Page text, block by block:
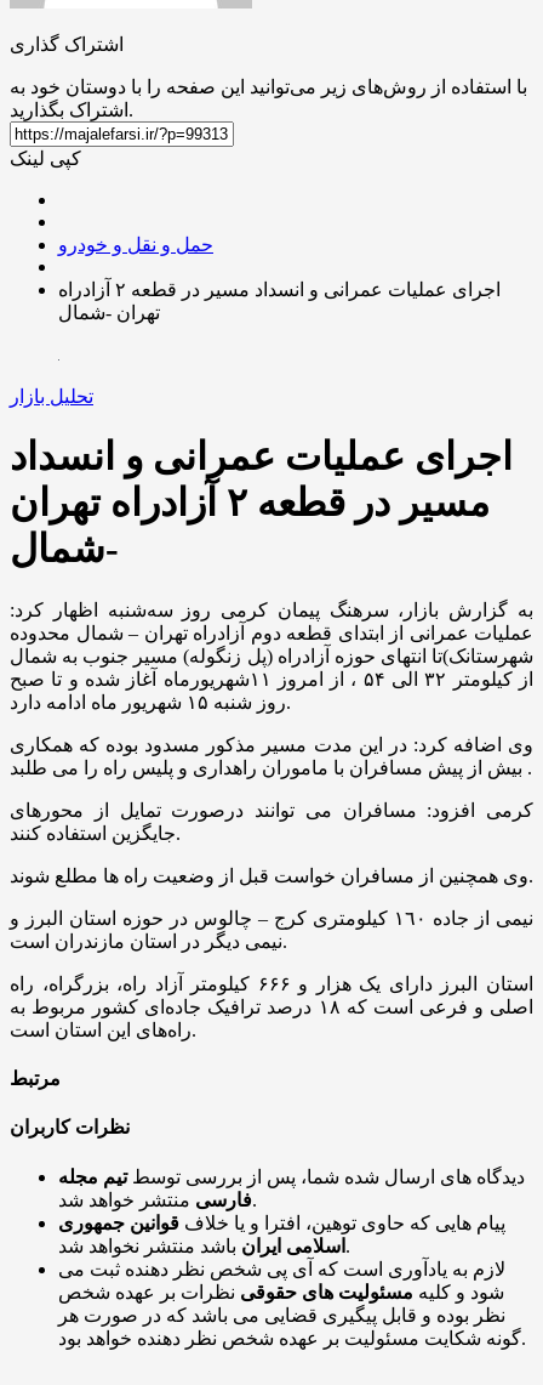
اشتراک گذاری
با استفاده از روش‌های زیر می‌توانید این صفحه را با دوستان خود به
اشتراک بگذارید.
کپی لینک
حمل و نقل و خودرو
اجرای عملیات عمرانی و انسداد مسیر در قطعه ۲ آزادراه
تهران -شمال
تحلیل بازار
اجرای عملیات عمرانی و انسداد
مسیر در قطعه ۲ آزادراه تهران
-شمال
به گزارش بازار، سرهنگ پیمان کرمی روز سه‌شنبه اظهار کرد:
عملیات عمرانی از ابتدای قطعه دوم آزادراه تهران – شمال محدوده
شهرستانک)تا انتهای حوزه آزادراه (پل زنگوله) مسیر جنوب به شمال
از کیلومتر ۳۲ الی ۵۴ ، از امروز ۱۱شهریورماه آغاز شده و تا صبح
روز شنبه ۱۵ شهریور ماه ادامه دارد.
وی اضافه کرد: در این مدت مسیر مذکور مسدود بوده که همکاری
بیش از پیش مسافران با ماموران راهداری و پلیس راه را می طلبد .
کرمی افزود: مسافران می توانند درصورت تمایل از محورهای
جایگزین استفاده کنند.
وی همچنین از مسافران خواست قبل از وضعیت راه ها مطلع شوند.
نیمی از جاده ١٦٠ کیلومتری کرج – چالوس در حوزه استان البرز و
نیمی دیگر در استان مازندران است.
استان البرز دارای یک هزار و ۶۶۶ کیلومتر آزاد راه، بزرگراه، راه
اصلی و فرعی است که ۱۸ درصد ترافیک جاده‌ای کشور مربوط به
راه‌های این استان است.
مرتبط
نظرات کاربران
دیدگاه های ارسال شده شما، پس از بررسی توسطتیم مجله
فارسیمنتشر خواهد شد.
پیام هایی که حاوی توهین، افترا و یا خلاف قوانین جمهوری
اسلامی ایران باشد منتشر نخواهد شد.
لازم به یادآوری است که آی پی شخص نظر دهنده ثبت می
شود و کلیه مسئولیت های حقوقی نظرات بر عهده شخص
نظر بوده و قابل پیگیری قضایی می باشد که در صورت هر
گونه شکایت مسئولیت بر عهده شخص نظر دهنده خواهد بود.